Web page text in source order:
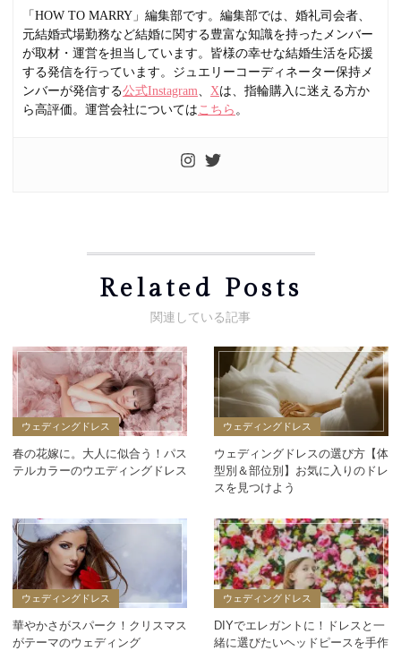
「HOW TO MARRY」編集部です。編集部では、婚礼司会者、
元結婚式場勤務など結婚に関する豊富な知識を持ったメンバー
が取材・運営を担当しています。皆様の幸せな結婚生活を応援
する発信を行っています。ジュエリーコーディネーター保持メ
ンバーが発信する公式Instagram Xは、指輪購入に迷える方か
ら高評価。運営会社については こちら 。
Related Posts
ウェディングドレス
春の花嫁に。大人に似合う！パス
テルカラーのウエディングドレス
ウェディングドレス
ウェディングドレスの選び方【体
型別＆部位別】お気に入りのドレ
スを見つけよう
ウェディングドレス
華やかさがスパーク！クリスマス
がテーマのウェディング
ウェディングドレス
DIYでエレガントに！ドレスと一
緒に選びたいヘッドピースを手作